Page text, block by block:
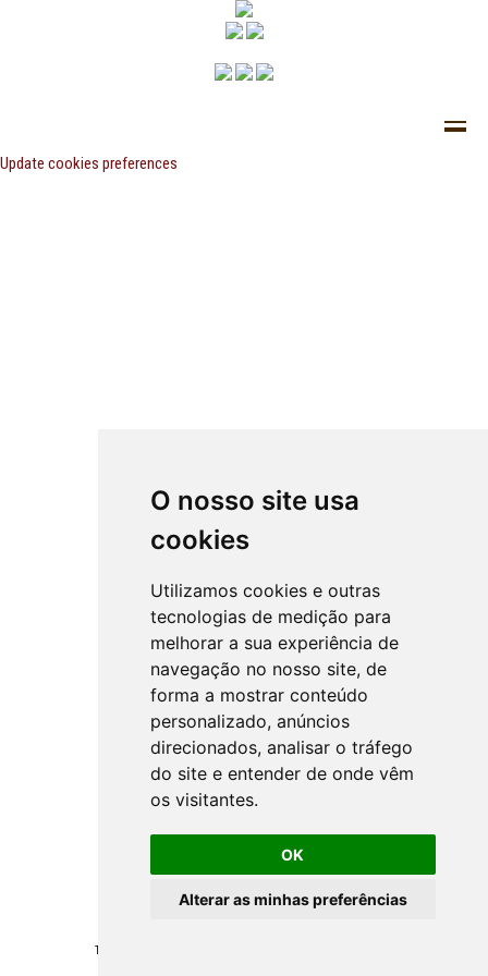
O nosso site usa
cookies
Utilizamos cookies e outras
tecnologias de medição para
melhorar a sua experiência de
navegação no nosso site, de
forma a mostrar conteúdo
personalizado, anúncios
direcionados, analisar o tráfego
do site e entender de onde vêm
os visitantes.
OK
Alterar as minhas preferências
Todos los derechos reservados ©
Update cookies preferences